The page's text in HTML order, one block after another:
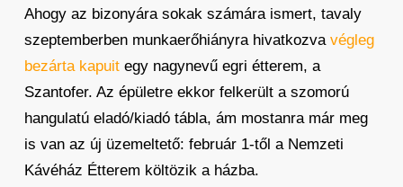
Ahogy az bizonyára sokak számára ismert, tavaly
szeptemberben munkaerőhiányra hivatkozva végleg
bezárta kapuitegy nagynevű egri étterem, a
Szantofer. Az épületre ekkor felkerült a szomorú
hangulatú eladó/kiadó tábla, ám mostanra már meg
is van az új üzemeltető: február 1-től a Nemzeti
Kávéház Étterem költözik a házba.